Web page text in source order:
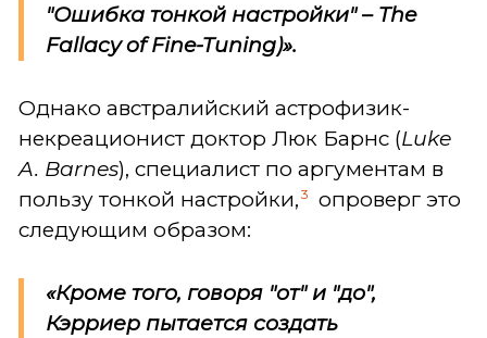
"Ошибка тонкой настройки" – The
Fallacy of Fine-Tuning)».
Однако австралийский астрофизик-
некреационист доктор Люк Барнс (Luke
A. Barnes), специалист по аргументам в
пользу тонкой настройки, 3
опроверг это
следующим образом:
«Кроме того, говоря "от" и "до",
Кэрриер пытается создать